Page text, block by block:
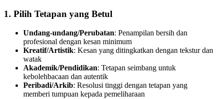
1. Pilih Tetapan yang Betul
Undang-undang/Perubatan: Penampilan bersih dan
profesional dengan kesan minimum
Kreatif/Artistik: Kesan yang ditingkatkan dengan tekstur dan
watak
Akademik/Pendidikan: Tetapan seimbang untuk
kebolehbacaan dan autentik
Peribadi/Arkib: Resolusi tinggi dengan tetapan yang
memberi tumpuan kepada pemeliharaan